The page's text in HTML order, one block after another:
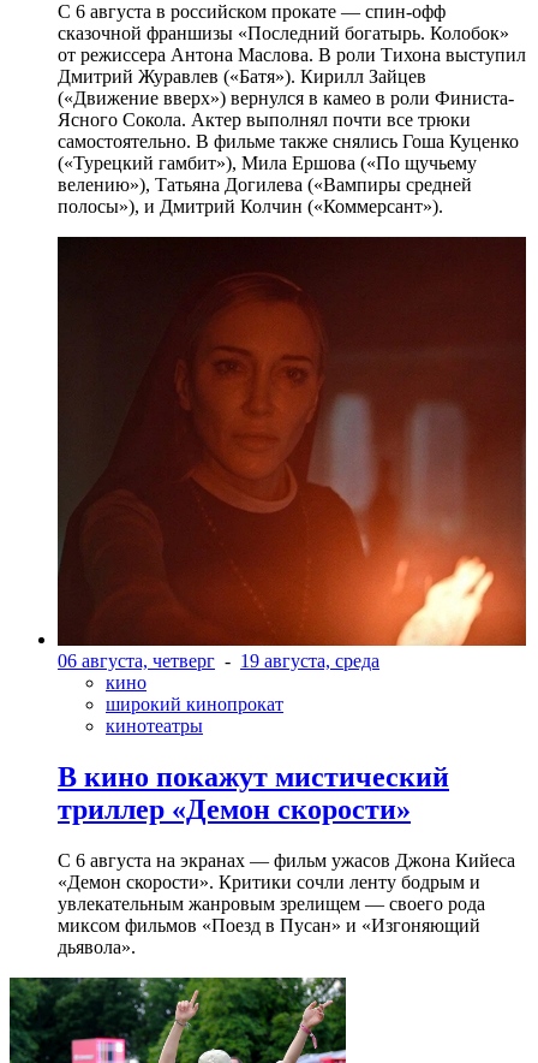
С 6 августа в российском прокате — спин-офф
сказочной франшизы «Последний богатырь. Колобок»
от режиссера Антона Маслова. В роли Тихона выступил
Дмитрий Журавлев («Батя»). Кирилл Зайцев
(«Движение вверх») вернулся в камео в роли Финиста-
Ясного Сокола. Актер выполнял почти все трюки
самостоятельно. В фильме также снялись Гоша Куценко
(«Турецкий гамбит»), Мила Ершова («По щучьему
велению»), Татьяна Догилева («Вампиры средней
полосы»), и Дмитрий Колчин («Коммерсант»).
06 августа, четверг - 19 августа, среда
кино
широкий кинопрокат
кинотеатры
В кино покажут мистический
триллер «Демон скорости»
С 6 августа на экранах — фильм ужасов Джона Кийеса
«Демон скорости». Критики сочли ленту бодрым и
увлекательным жанровым зрелищeм — своего рода
миксом фильмов «Поезд в Пусан» и «Изгоняющий
дьявола».